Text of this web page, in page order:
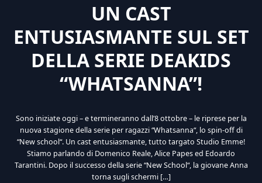
UN CAST
ENTUSIASMANTE SUL SET
DELLA SERIE DEAKIDS
“WHATSANNA”!
Sono iniziate oggi – e termineranno dall’8 ottobre – le riprese per la
nuova stagione della serie per ragazzi “Whatsanna“, lo spin-off di
“New school“. Un cast entusiasmante, tutto targato Studio Emme!
Stiamo parlando di Domenico Reale, Alice Papes ed Edoardo
Tarantini. Dopo il successo della serie “New School“, la giovane Anna
torna sugli schermi […]